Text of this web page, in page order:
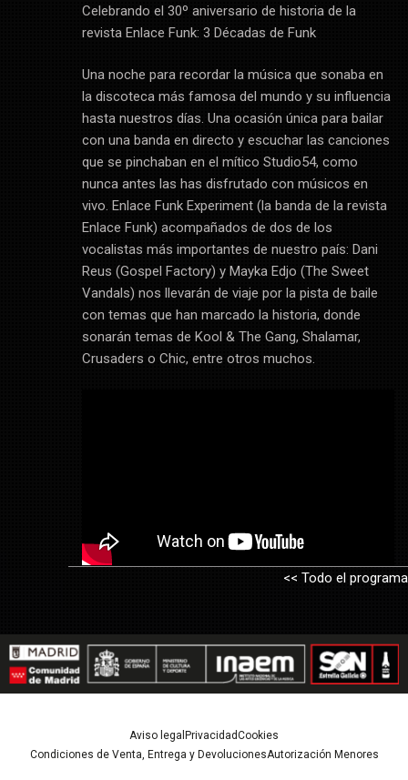
Celebrando el 30º aniversario de historia de la
revista Enlace Funk: 3 Décadas de Funk
Una noche para recordar la música que sonaba en
la discoteca más famosa del mundo y su influencia
hasta nuestros días. Una ocasión única para bailar
con una banda en directo y escuchar las canciones
que se pinchaban en el mítico Studio54, como
nunca antes las has disfrutado con músicos en
vivo. Enlace Funk Experiment (la banda de la revista
Enlace Funk) acompañados de dos de los
vocalistas más importantes de nuestro país: Dani
Reus (Gospel Factory) y Mayka Edjo (The Sweet
Vandals) nos llevarán de viaje por la pista de baile
con temas que han marcado la historia, donde
sonarán temas de Kool & The Gang, Shalamar,
Crusaders o Chic, entre otros muchos.
<< Todo el programa
Aviso legal PrivacidadCookies
Condiciones de Venta, Entrega y DevolucionesAutorización Menores